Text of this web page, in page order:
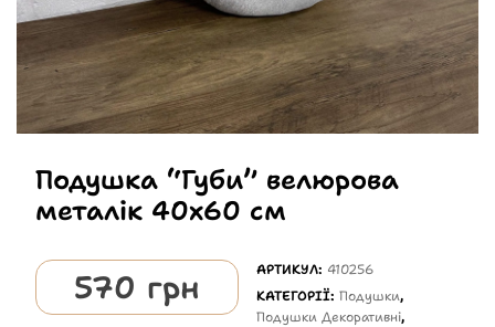
Подушка “Губи” велюрова
металік 40х60 см
570 грн АРТИКУЛ: 410256
КАТЕГОРІЇ:Подушки,
Подушки Декоративні,